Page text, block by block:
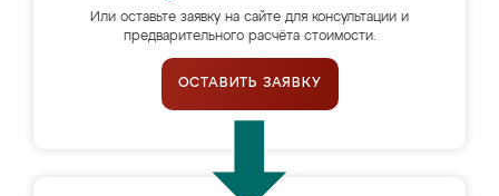
Или оставьте заявку на сайте для консультации и
предварительного расчёта стоимости.
ОСТАВИТЬ ЗАЯВКУ